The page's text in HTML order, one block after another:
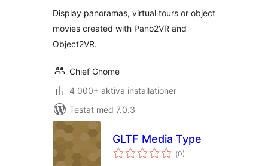
Display panoramas, virtual tours or object
movies created with Pano2VR and
Object2VR.
Chief Gnome
4 000+ aktiva installationer
Testat med 7.0.3
GLTF Media Type
(Totalt
antal
0)